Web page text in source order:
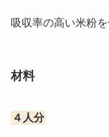
吸収率の高い米粉を
材料
４人分